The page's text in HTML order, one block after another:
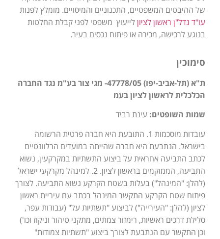
של ההיבטים המשפטיים, התכנוניים והמיסויים. מומלץ לפנות
עו"ד נדל"ן ראשון לציון לייעוץ משפטי לפני קבלת החלטות
בנוגע לרכישה, מכירה או פיתוח נכסים בעיר.
סימוכין
ת"א (תל-אביב-יפו) 47778/05- מגי צור בע"מ נגד החברה
הכלכלית לראשון לציון בעמ
שמות השופטים: עינת רביד
עובדות מוסכמות 1. התובעת היא חברה פרטית הרשומה
בישראל. הנתבעת היא חברה שהייתה במועדים הרלוונטיים
לכתב התביעה אחראית על ביצוע התשתיות במקרקעין, נשוא
התביעה, הממוקמים בראשון לציון. 2. למינהל מקרקעי ישראל
(להלן: "המינהל") בעלות בשטח הקרקע נשוא התביעה. לצורך
פיתוח שטח הקרקע התקשר המינהל בכתב עם עיריית ראשון
לציון (להלן: "העירייה") לביצוע "תשתיות על" (עבודות עפר,
סלילת דרכים ראשיות, רימזור צמתים, מתקני טיהור וניקוז וכו')
וכן התקשר עם הנתבעת לצורך ביצוע "תשתיות צמודות"